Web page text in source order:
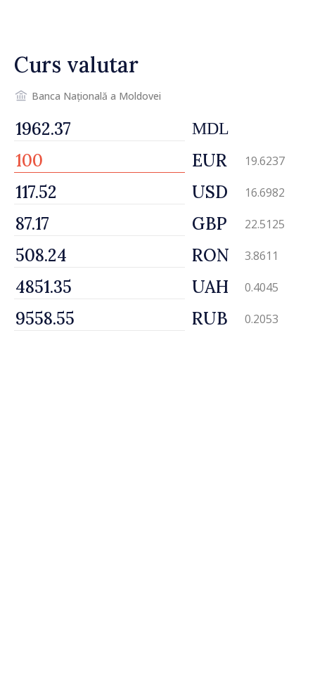
Curs valutar
Banca Națională a Moldovei
MDL
EUR 19.6237
USD 16.6982
GBP 22.5125
RON 3.8611
UAH 0.4045
RUB 0.2053